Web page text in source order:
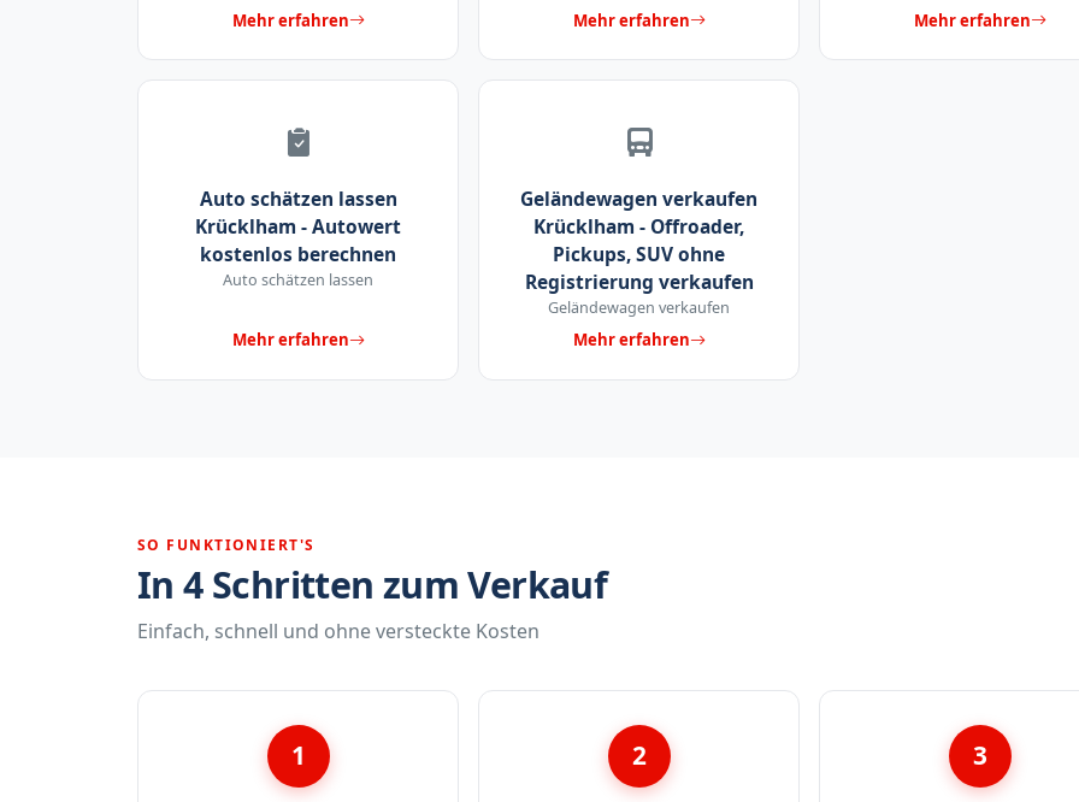
Mehr erfahren Mehr erfahren
Mehr erfahren
Auto schätzen lassen
Krücklham - Autowert
kostenlos berechnen
Auto schätzen lassen
Mehr erfahren
Geländewagen verkaufen
Krücklham - Offroader,
Pickups, SUV ohne
Registrierung verkaufen
Geländewagen verkaufen
Mehr erfahren
SO FUNKTIONIERT'S
In 4 Schritten zum Verkauf
Einfach, schnell und ohne versteckte Kosten
1 2 3